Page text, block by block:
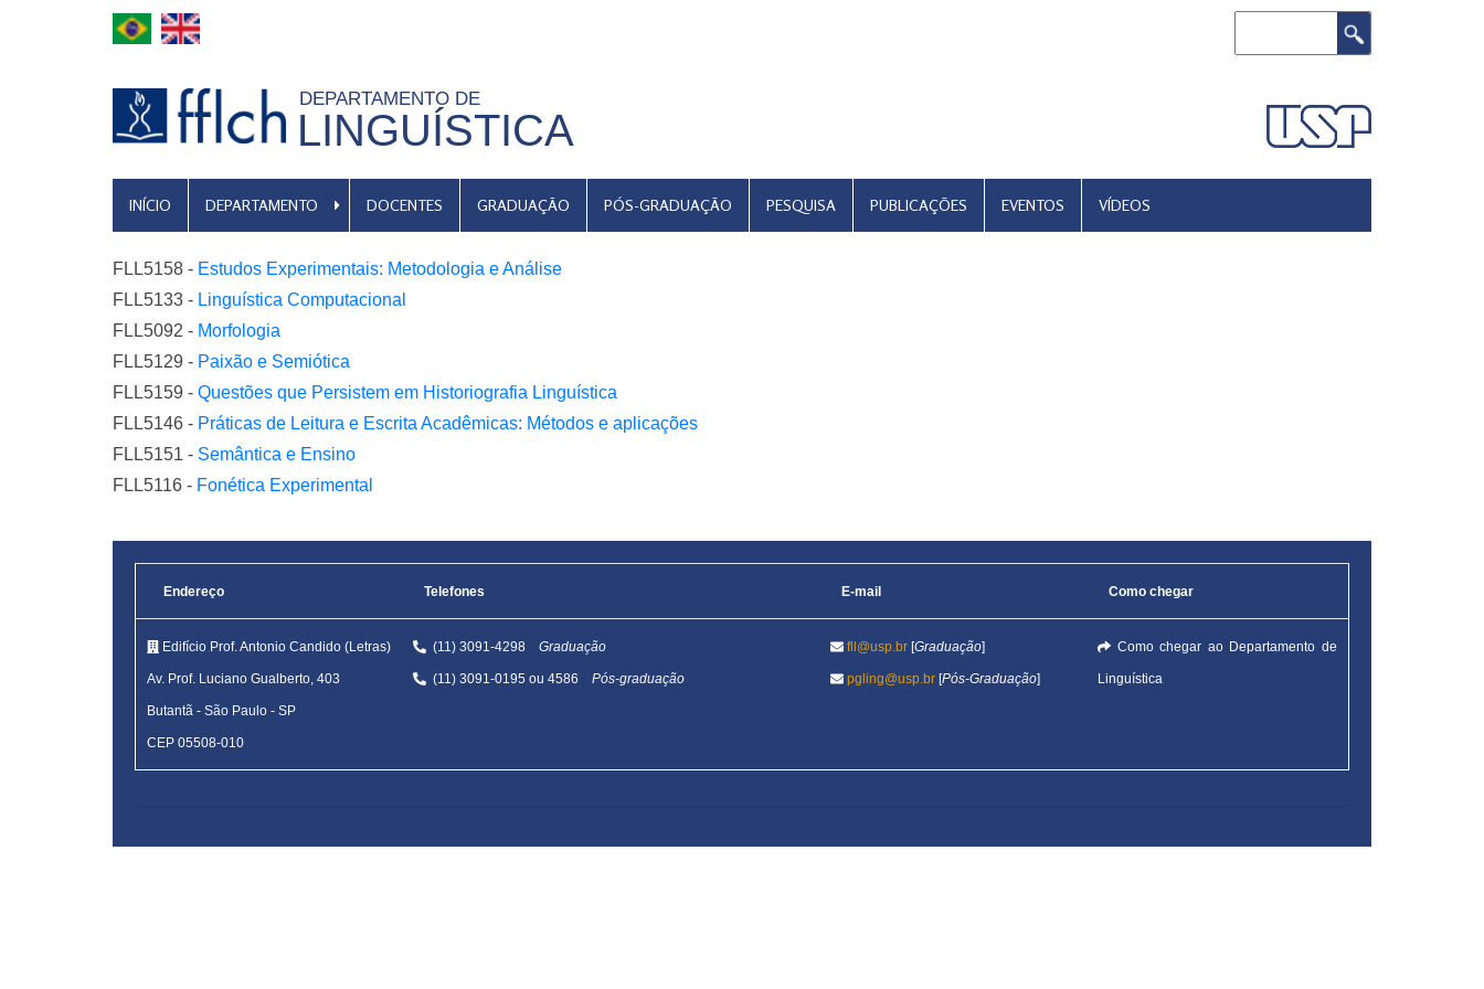
DEPARTAMENTO DE
LINGUÍSTICA
MENU
INÍCIO DEPARTAMENTO DOCENTES GRADUAÇÃO PÓS-GRADUAÇÃO PESQUISA PUBLICAÇÕES EVENTOS VÍDEOS
FLL5158 - Estudos Experimentais: Metodologia e Análise
FLL5133 - Linguística Computacional
FLL5092 - Morfologia
FLL5129 - Paixão e Semiótica
FLL5159 - Questões que Persistem em Historiografia Linguística
FLL5146 - Práticas de Leitura e Escrita Acadêmicas: Métodos e aplicações
FLL5151 - Semântica e Ensino
FLL5116 - Fonética Experimental
Endereço Telefones E-mail Como chegar
Edifício Prof. Antonio Candido (Letras)
Av. Prof. Luciano Gualberto, 403
Butantã - São Paulo - SP
CEP 05508-010
(11) 3091-4298 Graduação
(11) 3091-0195 ou 4586 Pós-graduação
fll@usp.br [Graduação]
pgling@usp.br [Pós-Graduação]
Como chegar ao Departamento de
Linguística